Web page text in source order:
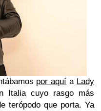
por aquí a Lady
Italia cuyo rasgo más
terópodo que porta. Ya